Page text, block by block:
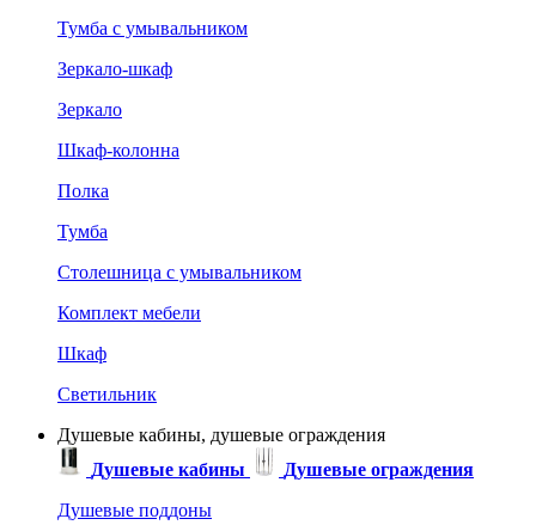
Тумба с умывальником
Зеркало-шкаф
Зеркало
Шкаф-колонна
Полка
Тумба
Столешница с умывальником
Комплект мебели
Шкаф
Светильник
Душевые кабины, душевые ограждения
Душевые кабины
Душевые ограждения
Душевые поддоны